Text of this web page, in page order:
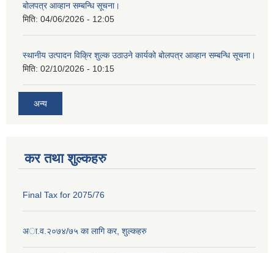
बोलपत्र आव्हान सम्बन्धि सूचना।
मिति: 04/06/2026 - 12:05
स्थानीय उत्पादन विक्रि शुल्क उठाउने कार्यको बोलपत्र आव्हान सम्बन्धि सूचना।
मिति: 02/10/2026 - 10:15
अन्य
कर तथा शुल्कहरु
Final Tax for 2075/76
अा‍.व.२०७४/७५ का लागि कर, शुल्कहरु